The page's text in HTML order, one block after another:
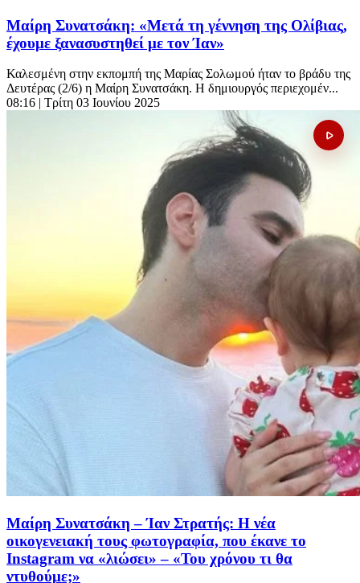
Μαίρη Συνατσάκη: «Μετά τη γέννηση της Ολίβιας,
έχουμε ξανασυστηθεί με τον Ίαν»
Καλεσμένη στην εκπομπή της Μαρίας Σολωμού ήταν το βράδυ της
Δευτέρας (2/6) η Μαίρη Συνατσάκη. Η δημιουργός περιεχομέν...
08:16 | Τρίτη 03 Ιουνίου 2025
Μαίρη Συνατσάκη – Ίαν Στρατής: Η νέα
οικογενειακή τους φωτογραφία, που έκανε το
Instagram να «λιώσει» – «Του χρόνου τι θα
ντυθούμε;»